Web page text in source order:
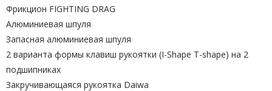
Фрикцион FIGHTING DRAG
Алюминиевая шпуля
Запасная алюминиевая шпуля
2 варианта формы клавиш рукоятки (I-Shape T-shape) на 2
подшипниках
Закручивающаяся рукоятка Daiwa